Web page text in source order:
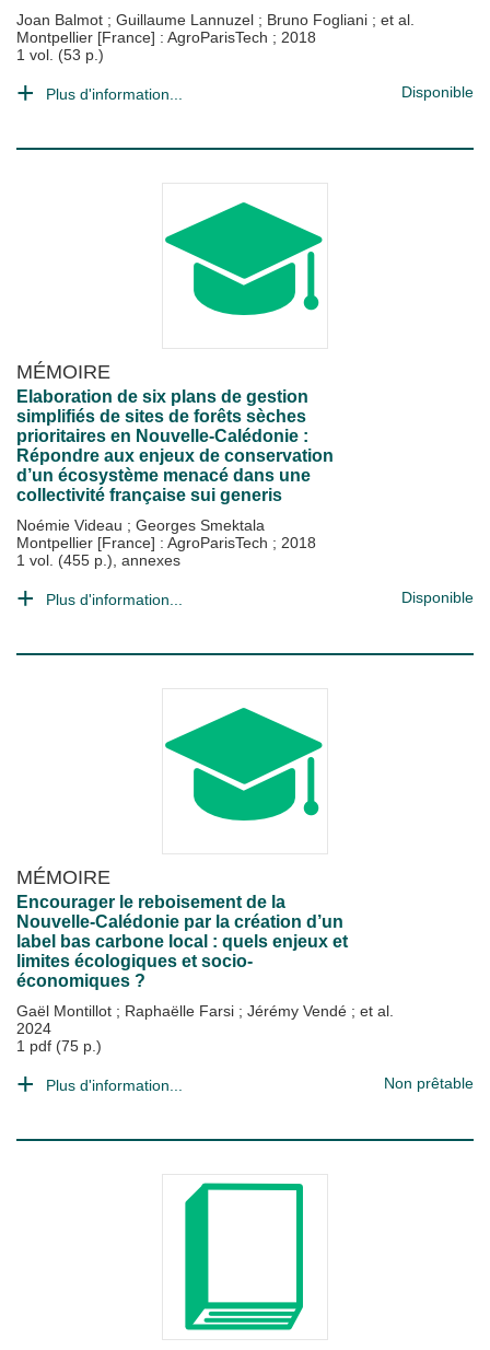
Joan Balmot ; Guillaume Lannuzel ; Bruno Fogliani ; et al.
Montpellier [France] : AgroParisTech ; 2018
1 vol. (53 p.)
Plus d'information... Disponible
MÉMOIRE
Elaboration de six plans de gestion
simplifiés de sites de forêts sèches
prioritaires en Nouvelle-Calédonie :
Répondre aux enjeux de conservation
d’un écosystème menacé dans une
collectivité française sui generis
Noémie Videau ; Georges Smektala
Montpellier [France] : AgroParisTech ; 2018
1 vol. (455 p.), annexes
Plus d'information... Disponible
MÉMOIRE
Encourager le reboisement de la
Nouvelle-Calédonie par la création d’un
label bas carbone local : quels enjeux et
limites écologiques et socio-
économiques ?
Gaël Montillot ; Raphaëlle Farsi ; Jérémy Vendé ; et al.
2024
1 pdf (75 p.)
Plus d'information... Non prêtable